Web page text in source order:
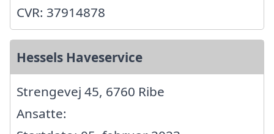
CVR: 37914878
Hessels Haveservice
Strengevej 45, 6760 Ribe
Ansatte: